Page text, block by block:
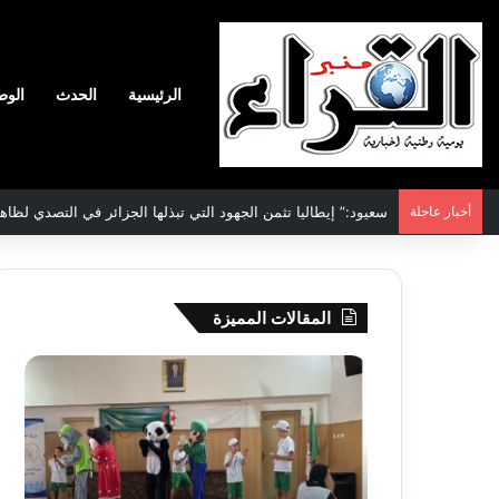
الرئيسية الحدث
أخبار عاجلة الاتفاقية الأممية بشأن تغير المناخ :الجزائر تودع مساهمتها
المقالات المميزة
جيجل:
انطلاق
المخيم
لفائدة